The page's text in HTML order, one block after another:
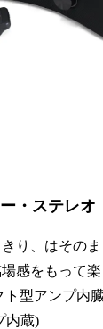
・ステレオ
り、はその
感をもって
ト型アンプ内
内蔵)